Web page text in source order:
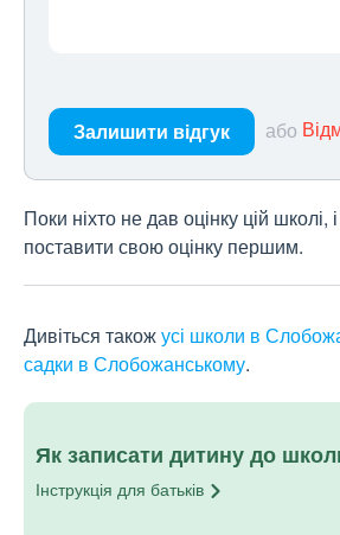
Залишити відгук або
Поки ніхто не дав оцінку цій школі,
поставити свою оцінку першим.
Дивіться такожусі школи в
садки в Слобожанському.
Як записати дитину до
Інструкція для батьків